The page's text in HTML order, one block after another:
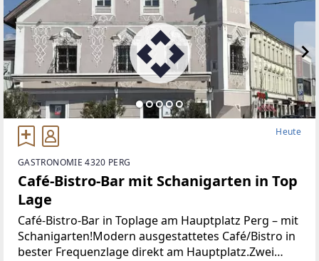
Heute
GASTRONOMIE 4320 PERG
Café-Bistro-Bar mit Schanigarten in Top
Lage
Café-Bistro-Bar in Toplage am Hauptplatz Perg – mit
Schanigarten!Modern ausgestattetes Café/Bistro in
bester Frequenzlage direkt am Hauptplatz.Zwei